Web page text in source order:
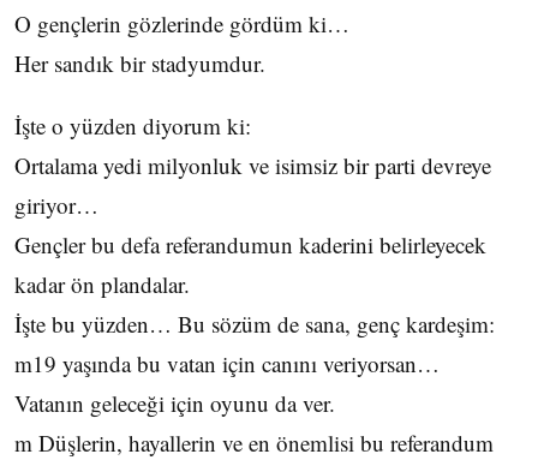
O gençlerin gözlerinde gördüm ki…
Her sandık bir stadyumdur.
İşte o yüzden diyorum ki:
Ortalama yedi milyonluk ve isimsiz bir parti devreye
giriyor…
Gençler bu defa referandumun kaderini belirleyecek
kadar ön plandalar.
İşte bu yüzden… Bu sözüm de sana, genç kardeşim:
m19 yaşında bu vatan için canını veriyorsan…
Vatanın geleceği için oyunu da ver.
m Düşlerin, hayallerin ve en önemlisi bu referandum